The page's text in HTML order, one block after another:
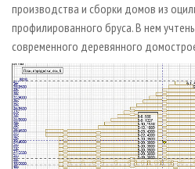
производства и сборки домов из
профилированного бруса. В нем
современного деревянного